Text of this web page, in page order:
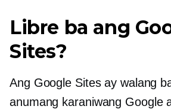
Libre ba ang
Sites?
Ang Google Sites ay walang
anumang karaniwang Google